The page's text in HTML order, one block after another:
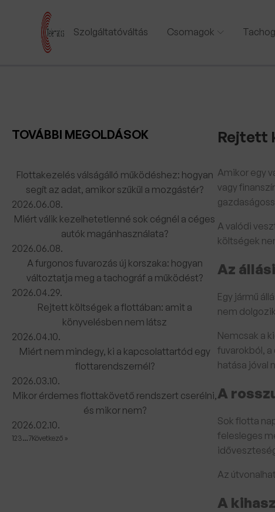
Szolgáltatóváltás Csomagok
TOVÁBBI MEGOLDÁSOK
Flottakezelés válságálló működéshez: hogyan
segít az adat, amikor szűkül a mozgástér?
2026.06.08.
Miért válik kezelhetetlenné sok cégnél a céges
autók magánhasználata?
2026.06.08.
A furgonos fuvarozás új korszaka: hogyan
változtatja meg a tachográf a működést?
2026.04.29.
Rejtett költségek a flottában: amit a
könyvelésben nem látsz
2026.04.10.
Miért nem mindegy, ki a kapcsolattartód egy
flottarendszernél?
2026.03.10.
Mikor érdemes flottakövető rendszert cserélni,
és mikor nem?
2026.02.10.
123…7Következő »
Rejtett
Amikor egy
vagy
A valódi
költségek
Az
Egy jármű
nem
Nemcsak a
fuvarokból,
hatása jóval
A
Sok flotta
felesleges
Az
A